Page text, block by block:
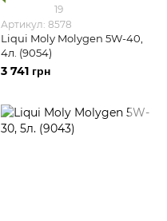
19
Артикул: 8578
Liqui Moly Molygen 5W-40,
4л. (9054)
3 741 грн